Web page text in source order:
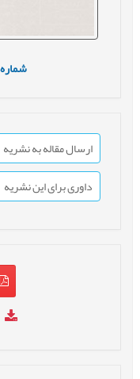
شماره3
ارسال مقاله به نشریه
داوری برای این نشریه
PDF